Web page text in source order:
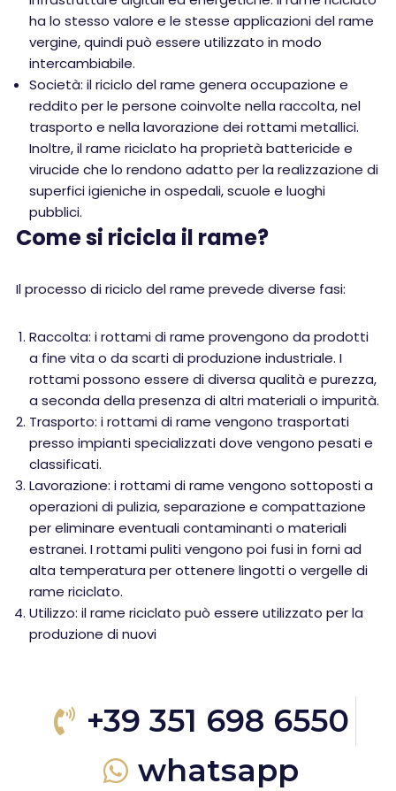
ha lo stesso valore e le stesse applicazioni del rame
vergine, quindi può essere utilizzato in modo
intercambiabile.
Società: il riciclo del rame genera occupazione e
reddito per le persone coinvolte nella raccolta, nel
trasporto e nella lavorazione dei rottami metallici.
Inoltre, il rame riciclato ha proprietà battericide e
virucide che lo rendono adatto per la realizzazione di
superfici igieniche in ospedali, scuole e luoghi
pubblici.
Come si ricicla il rame?
Il processo di riciclo del rame prevede diverse fasi:
Raccolta: i rottami di rame provengono da prodotti
a fine vita o da scarti di produzione industriale. I
rottami possono essere di diversa qualità e purezza,
a seconda della presenza di altri materiali o impurità.
Trasporto: i rottami di rame vengono trasportati
presso impianti specializzati dove vengono pesati e
classificati.
Lavorazione: i rottami di rame vengono sottoposti a
operazioni di pulizia, separazione e compattazione
per eliminare eventuali contaminanti o materiali
estranei. I rottami puliti vengono poi fusi in forni ad
alta temperatura per ottenere lingotti o vergelle di
rame riciclato.
Utilizzo: il rame riciclato può essere utilizzato per la
produzione di nuovi
+39 351 698 6550
whatsapp